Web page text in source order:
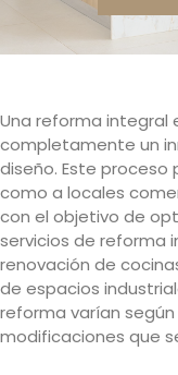
Una reforma integral
completamente un
diseño. Este
como a locales
con el objetivo de
servicios de reforma
renovación de
de espacios
reforma varían
modificaciones que